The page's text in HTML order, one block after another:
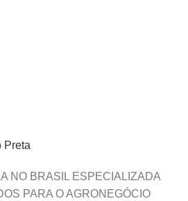
NO BRASIL ESPECIALIZADA
PARA O AGRONEGÓCIO